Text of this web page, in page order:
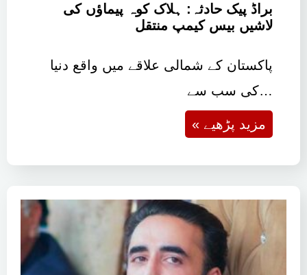
براڈ پیک حادثہ: ہلاک کوہ پیماؤں کی
لاشیں بیس کیمپ منتقل
پاکستان کے شمالی علاقے میں واقع دنیا
کی سب سے…
« مزید پڑھیے